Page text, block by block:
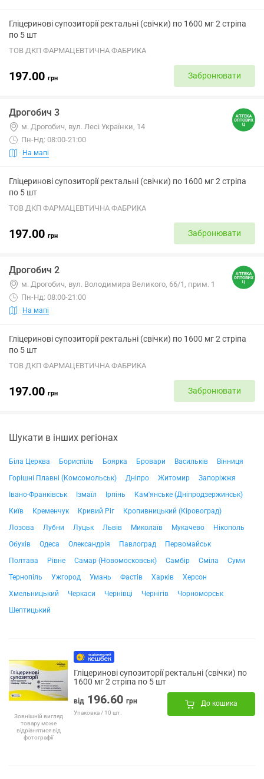
Гліцеринові супозиторії ректальні (свічки) по 1600 мг 2 стріпа
по 5 шт
ТОВ ДКП ФАРМАЦЕВТИЧНА ФАБРИКА
197.00 грн Забронювати
Дрогобич 3
м. Дрогобич, вул. Лесі Українки, 14
Пн-Нд: 08:00-21:00
На мапі
Гліцеринові супозиторії ректальні (свічки) по 1600 мг 2 стріпа
по 5 шт
ТОВ ДКП ФАРМАЦЕВТИЧНА ФАБРИКА
197.00 грн Забронювати
Дрогобич 2
м. Дрогобич, вул. Володимира Великого, 66/1, прим. 1
Пн-Нд: 08:00-21:00
На мапі
Гліцеринові супозиторії ректальні (свічки) по 1600 мг 2 стріпа
по 5 шт
ТОВ ДКП ФАРМАЦЕВТИЧНА ФАБРИКА
197.00 грн Забронювати
Шукати в інших регіонах
Біла Церква Бориспіль Боярка Бровари Васильків
Вінниця
Горішні Плавні (Комсомольськ)
Дніпро Житомир
Запоріжжя
Івано-Франківськ
Ізмаїл Ірпінь
Кам'янське (Дніпродзержинськ)
Київ
Кременчук Кривий Ріг
Кропивницький (Кіровоград)
Лозова
Лубни Луцьк Львів Миколаїв Мукачево
Нікополь
Обухів
Одеса Олександрія Павлоград
Первомайськ
Полтава
Рівне Самар (Новомосковськ) Самбір Сміла
Суми
Тернопіль
Ужгород Умань Фастів Харків
Херсон
Хмельницький
Черкаси Чернівці Чернігів
Чорноморськ
Шептицький
Зовнішній вигляд
товару може
відрізнятися від
фотографії
Гліцеринові супозиторії ректальні (свічки) по
1600 мг 2 стріпа по 5 шт
від 196.60 грн
Упаковка / 10 шт.
До кошика